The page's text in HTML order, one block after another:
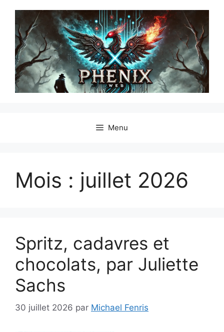
Menu
Mois : juillet 2026
Spritz, cadavres et
chocolats, par Juliette
Sachs
30 juillet 2026 par Michael Fenris